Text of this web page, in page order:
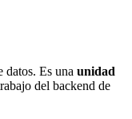
datos. Es una unidad
del backend de